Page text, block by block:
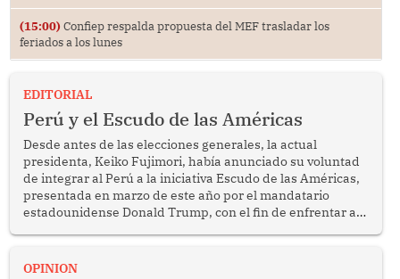
(15:00) Confiep respalda propuesta del MEF trasladar los
feriados a los lunes
EDITORIAL
Perú y el Escudo de las Américas
Desde antes de las elecciones generales, la actual
presidenta, Keiko Fujimori, había anunciado su voluntad
de integrar al Perú a la iniciativa Escudo de las Américas,
presentada en marzo de este año por el mandatario
estadounidense Donald Trump, con el fin de enfrentar al
OPINION